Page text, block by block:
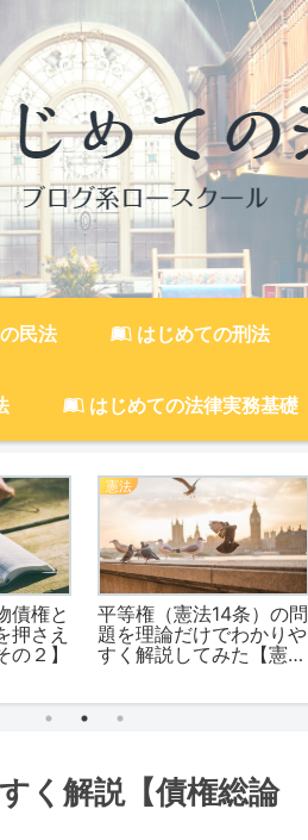
民法 はじめての刑法
はじめての法律実務基礎
債権と
押さえ
２】
憲法
平等権（憲法14条）の問
題を理論だけでわかりや
すく解説してみた【憲法
く解説【債権総論